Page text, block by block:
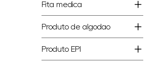
Fita médica
Produto de algodão
Produto EPI